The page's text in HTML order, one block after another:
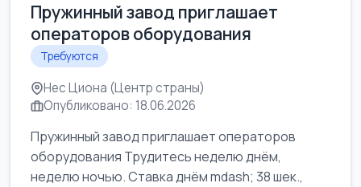
Пружинный завод приглашает
операторов оборудования
Требуются
Нес Циона (Центр страны)
Опубликовано: 18.06.2026
Пружинный завод приглашает операторов
оборудования Трудитесь неделю днём,
неделю ночью. Ставка днём mdash; 38 шек.,